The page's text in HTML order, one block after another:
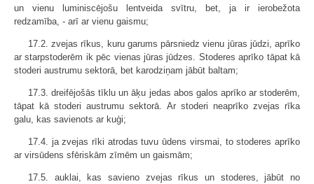
un vienu luminiscējošu lentveida svītru, bet, ja ir ierobežota
redzamība, - arī ar vienu gaismu;
17.2. zvejas rīkus, kuru garums pārsniedz vienu jūras jūdzi, aprīko
ar starpstoderēm ik pēc vienas jūras jūdzes. Stoderes aprīko tāpat kā
stoderi austrumu sektorā, bet karodziņam jābūt baltam;
17.3. dreifējošās tīklu un āķu jedas abos galos aprīko ar stoderēm,
tāpat kā stoderi austrumu sektorā. Ar stoderi neaprīko zvejas rīka
galu, kas savienots ar kuģi;
17.4. ja zvejas rīki atrodas tuvu ūdens virsmai, to stoderes aprīko
ar virsūdens sfēriskām zīmēm un gaismām;
17.5. auklai, kas savieno zvejas rīkus un stoderes, jābūt no